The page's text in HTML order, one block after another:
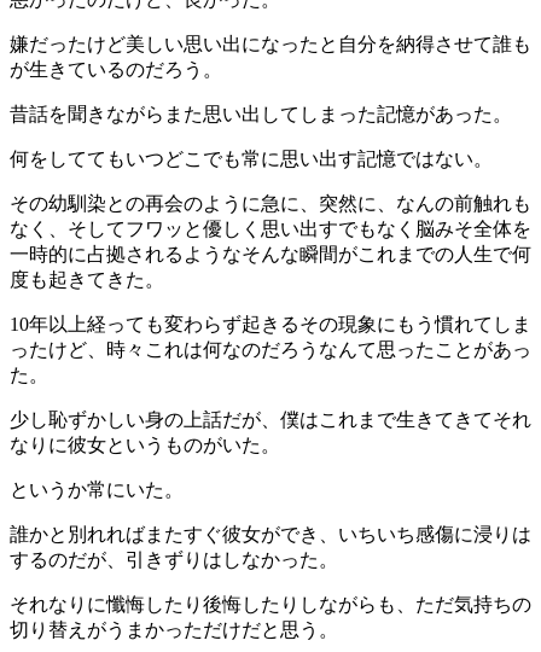
嫌だったけど美しい思い出になったと自分を納得させて誰も
が生きているのだろう。
昔話を聞きながらまた思い出してしまった記憶があった。
何をしててもいつどこでも常に思い出す記憶ではない。
その幼馴染との再会のように急に、突然に、なんの前触れも
なく、そしてフワッと優しく思い出すでもなく脳みそ全体を
一時的に占拠されるようなそんな瞬間がこれまでの人生で何
度も起きてきた。
10年以上経っても変わらず起きるその現象にもう慣れてしま
ったけど、時々これは何なのだろうなんて思ったことがあっ
た。
少し恥ずかしい身の上話だが、僕はこれまで生きてきてそれ
なりに彼女というものがいた。
というか常にいた。
誰かと別れればまたすぐ彼女ができ、いちいち感傷に浸りは
するのだが、引きずりはしなかった。
それなりに懺悔したり後悔したりしながらも、ただ気持ちの
切り替えがうまかっただけだと思う。